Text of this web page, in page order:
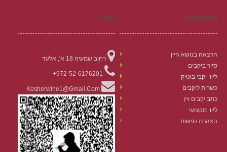
התמחות
הרצאה בנושא היין
סיור ביקבים
ליווי יקבי בוטיק
כשרות ליקבים
כתב יקבים ויין
ליווי מקצועי
הצהרת נגישות
קשר
רחוב שמעיה 18 א', אלעד
972-52-6176201+
Kosherwine1@gmail.com